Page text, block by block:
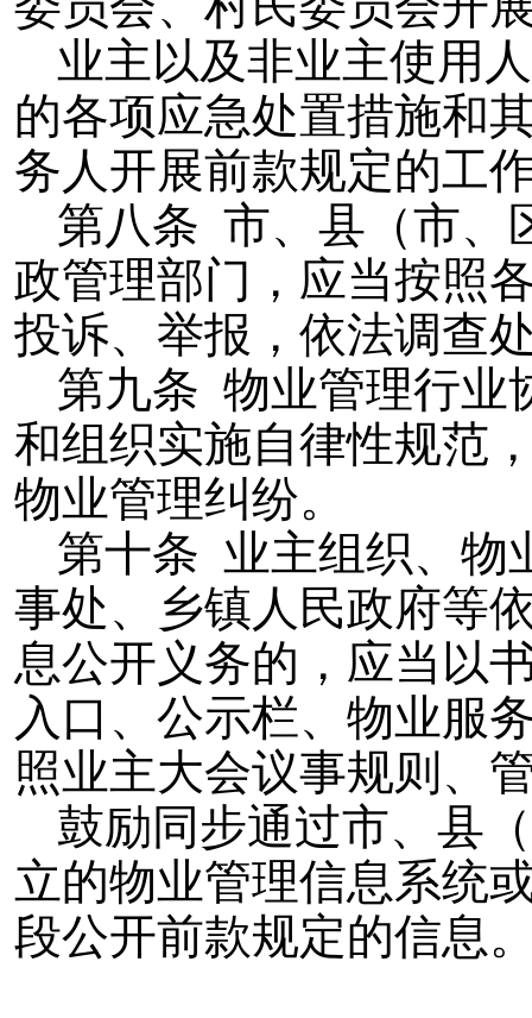
业主以及非业主使用
的各项应急处置措施和
务人开展前款规定的工
第八条 市、县（市、
政管理部门，应当按照
投诉、举报，依法调查
第九条 物业管理行业
和组织实施自律性规范
物业管理纠纷。
第十条 业主组织、物
事处、乡镇人民政府等
息公开义务的，应当以
入口、公示栏、物业服
照业主大会议事规则、
鼓励同步通过市、县
立的物业管理信息系统
段公开前款规定的信息